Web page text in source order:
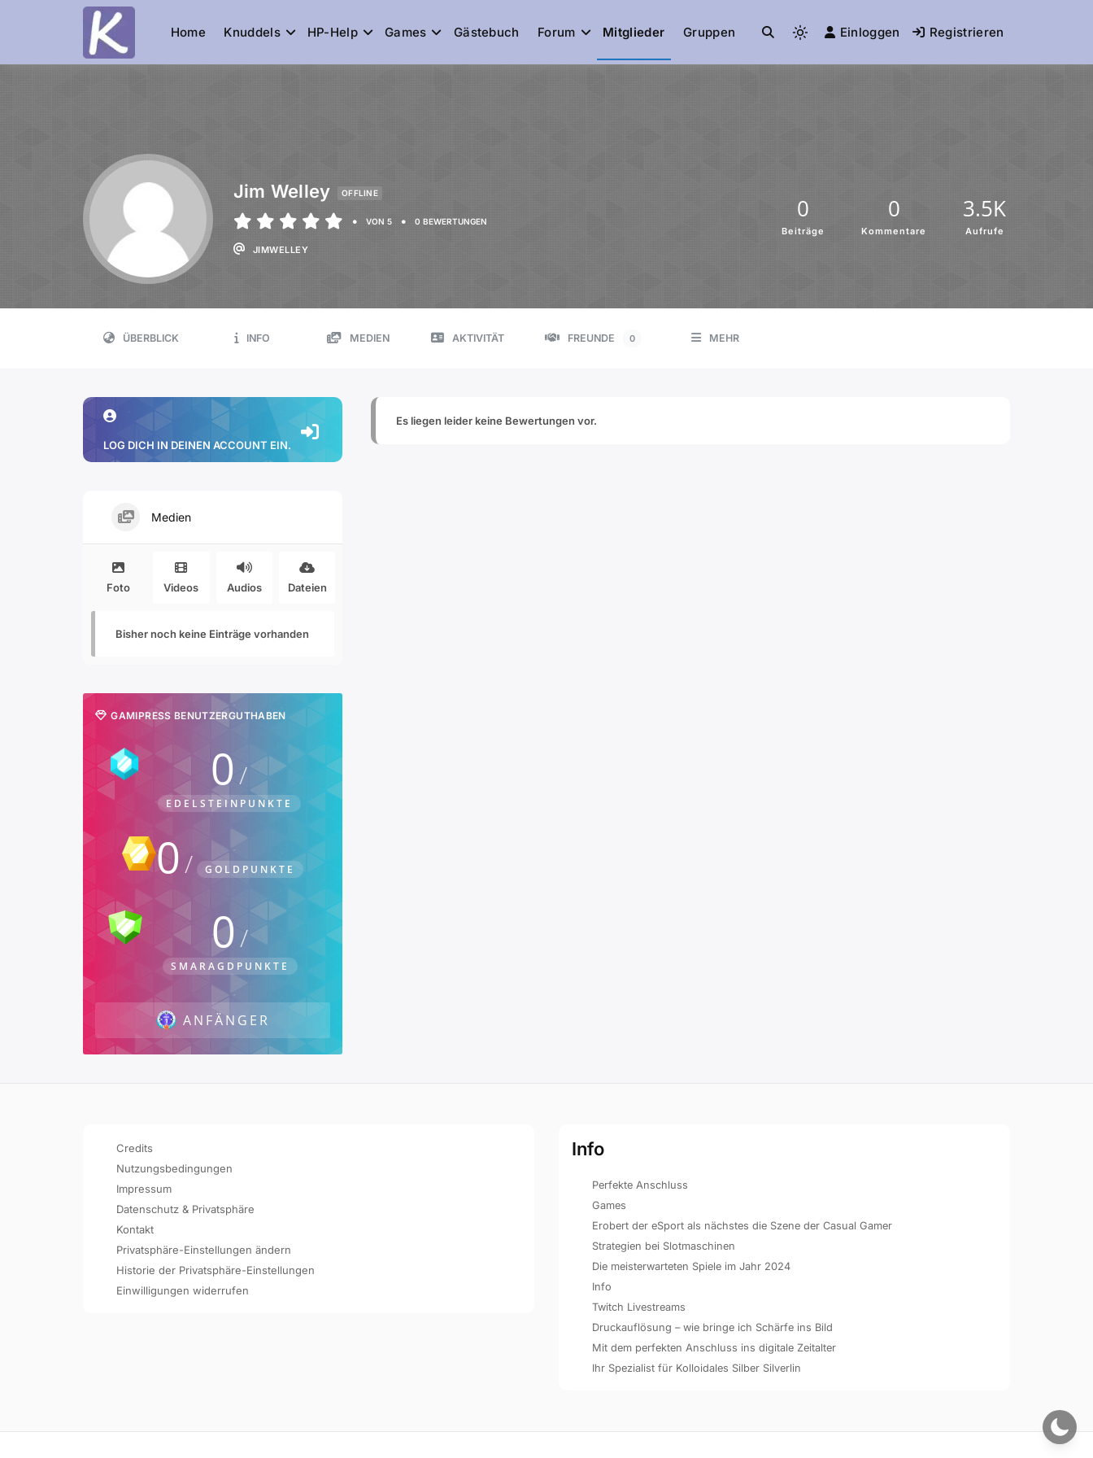
Knuddelesel.de
die Community
Home Knuddels HP-Help Games Gästebuch Forum Mitglieder Gruppen Einloggen Registrieren
Jim Welley OFFLINE
• VON 5 • 0 BEWERTUNGEN
JIMWELLEY
0
Beiträge
0
Kommentare
3.5K
Aufrufe
ÜBERBLICK INFO MEDIEN AKTIVITÄT FREUNDE 0 MEHR
Es liegen leider keine Bewertungen vor.
LOG DICH IN DEINEN ACCOUNT EIN.
Medien
Foto Videos Audios Dateien
Bisher noch keine Einträge vorhanden
GAMIPRESS BENUTZERGUTHABEN
0
EDELSTEINPUNKTE
0 GOLDPUNKTE
0
SMARAGDPUNKTE
ANFÄNGER
Credits
Nutzungsbedingungen
Impressum
Datenschutz & Privatsphäre
Kontakt
Privatsphäre-Einstellungen ändern
Historie der Privatsphäre-Einstellungen
Einwilligungen widerrufen
Info
Perfekte Anschluss
Games
Erobert der eSport als nächstes die Szene der Casual Gamer
Strategien bei Slotmaschinen
Die meisterwarteten Spiele im Jahr 2024
Info
Twitch Livestreams
Druckauflösung – wie bringe ich Schärfe ins Bild
Mit dem perfekten Anschluss ins digitale Zeitalter
Ihr Spezialist für Kolloidales Silber Silverlin